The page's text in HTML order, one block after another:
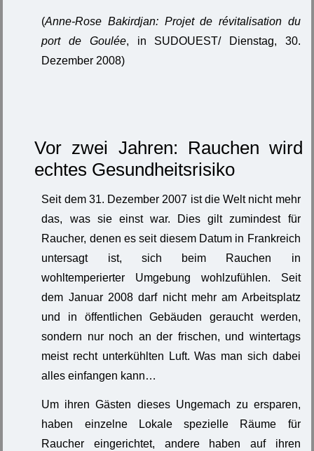
(Anne-Rose Bakirdjan: Projet de révitalisation du
port de Goulée, in SUDOUEST/ Dienstag, 30.
Dezember 2008)
Vor zwei Jahren: Rauchen wird
echtes Gesundheitsrisiko
Seit dem 31. Dezember 2007 ist die Welt nicht mehr
das, was sie einst war. Dies gilt zumindest für
Raucher, denen es seit diesem Datum in Frankreich
untersagt ist, sich beim Rauchen in
wohltemperierter Umgebung wohlzufühlen. Seit
dem Januar 2008 darf nicht mehr am Arbeitsplatz
und in öffentlichen Gebäuden geraucht werden,
sondern nur noch an der frischen, und wintertags
meist recht unterkühlten Luft. Was man sich dabei
alles einfangen kann…
Um ihren Gästen dieses Ungemach zu ersparen,
haben einzelne Lokale spezielle Räume für
Raucher eingerichtet, andere haben auf ihren